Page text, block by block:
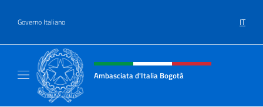
Governo Italiano IT
Intestazione sito, social e menù
Ambasciata d'Italia Bogotà